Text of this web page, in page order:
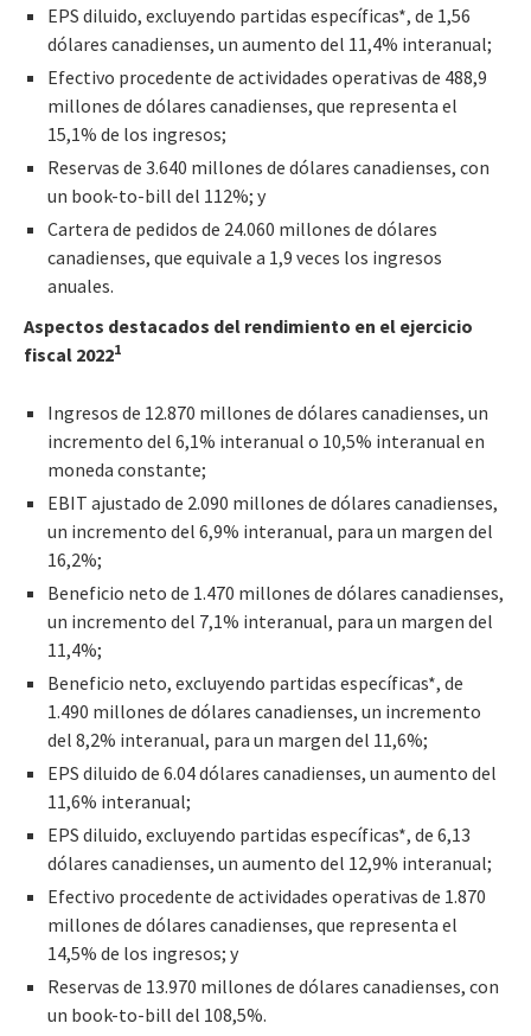
EPS diluido, excluyendo partidas específicas*, de 1,56
dólares canadienses, un aumento del 11,4% interanual;
Efectivo procedente de actividades operativas de 488,9
millones de dólares canadienses, que representa el
15,1% de los ingresos;
Reservas de 3.640 millones de dólares canadienses, con
un book-to-bill del 112%; y
Cartera de pedidos de 24.060 millones de dólares
canadienses, que equivale a 1,9 veces los ingresos
anuales.
Aspectos destacados del rendimiento en el ejercicio
fiscal 20221
Ingresos de 12.870 millones de dólares canadienses, un
incremento del 6,1% interanual o 10,5% interanual en
moneda constante;
EBIT ajustado de 2.090 millones de dólares canadienses,
un incremento del 6,9% interanual, para un margen del
16,2%;
Beneficio neto de 1.470 millones de dólares canadienses,
un incremento del 7,1% interanual, para un margen del
11,4%;
Beneficio neto, excluyendo partidas específicas*, de
1.490 millones de dólares canadienses, un incremento
del 8,2% interanual, para un margen del 11,6%;
EPS diluido de 6.04 dólares canadienses, un aumento del
11,6% interanual;
EPS diluido, excluyendo partidas específicas*, de 6,13
dólares canadienses, un aumento del 12,9% interanual;
Efectivo procedente de actividades operativas de 1.870
millones de dólares canadienses, que representa el
14,5% de los ingresos; y
Reservas de 13.970 millones de dólares canadienses, con
un book-to-bill del 108,5%.